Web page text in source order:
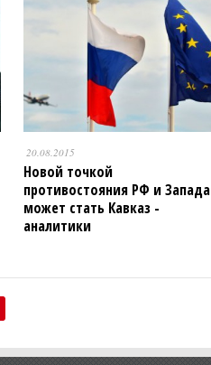
20.08.2015
Новой точкой
противостояния РФ и Запада
может стать Кавказ -
аналитики